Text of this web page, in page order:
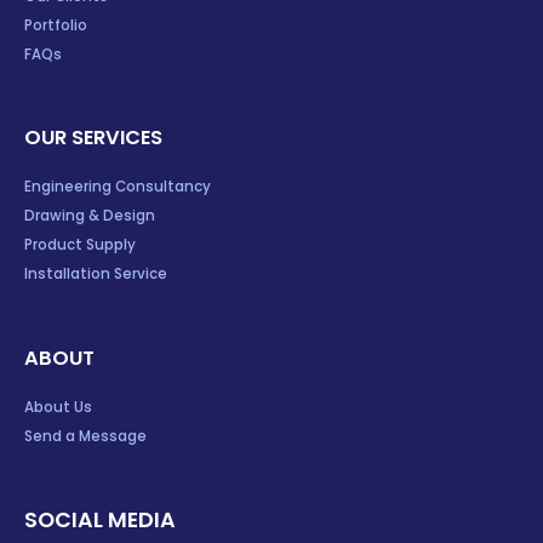
Portfolio
FAQs
OUR SERVICES
Engineering Consultancy
Drawing & Design
Product Supply
Installation Service
ABOUT
About Us
Send a Message
SOCIAL MEDIA